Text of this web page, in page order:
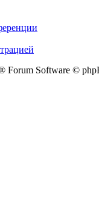
Forum Software ©